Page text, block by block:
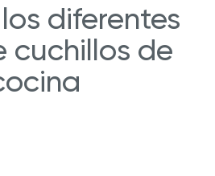
diferentes
cuchillos de